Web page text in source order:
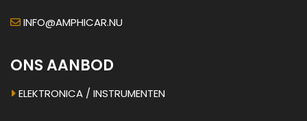
INFO@AMPHICAR.NU
ONS AANBOD
ELEKTRONICA / INSTRUMENTEN